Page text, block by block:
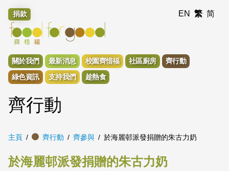
捐款 EN 繁 简
關於我們 最新消息 校園齊惜福 社區廚房
齊行動
綠色資訊
支持我們 趁熱食
齊行動
主頁 齊行動 齊參與 於海麗邨派發捐贈的朱古力奶
於海麗邨派發捐贈的朱古力奶